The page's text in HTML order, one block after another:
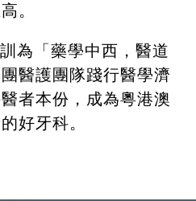
。
為「藥學中西，醫道
醫護團隊踐行醫學濟
者本份，成為粵港澳
好牙科。